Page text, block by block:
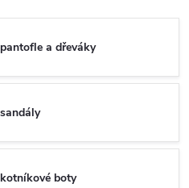
a dřeváky
boty